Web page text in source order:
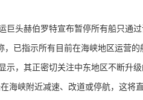
头赫伯罗特宣布暂停所有船只通
，已指示所有目前在海峡地区运营
示，其正密切关注中东地区不断升
海峡附近减速、改道或停航，这